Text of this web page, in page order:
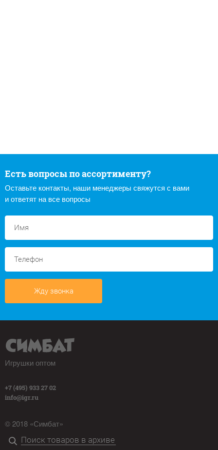
Есть вопросы по ассортименту?
Оставьте контакты, наши менеджеры свяжутся с вами
и ответят на все вопросы
Жду звонка
Игрушки оптом
+7 (495) 933 27 02
info@igr.ru
© 2018 «Симбат»